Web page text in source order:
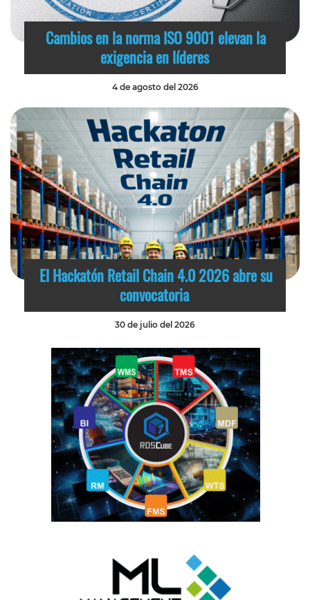
Cambios en la norma ISO 9001 elevan la
exigencia en líderes
4 de agosto del 2026
El Hackatón Retail Chain 4.0 2026 abre su
convocatoria
30 de julio del 2026